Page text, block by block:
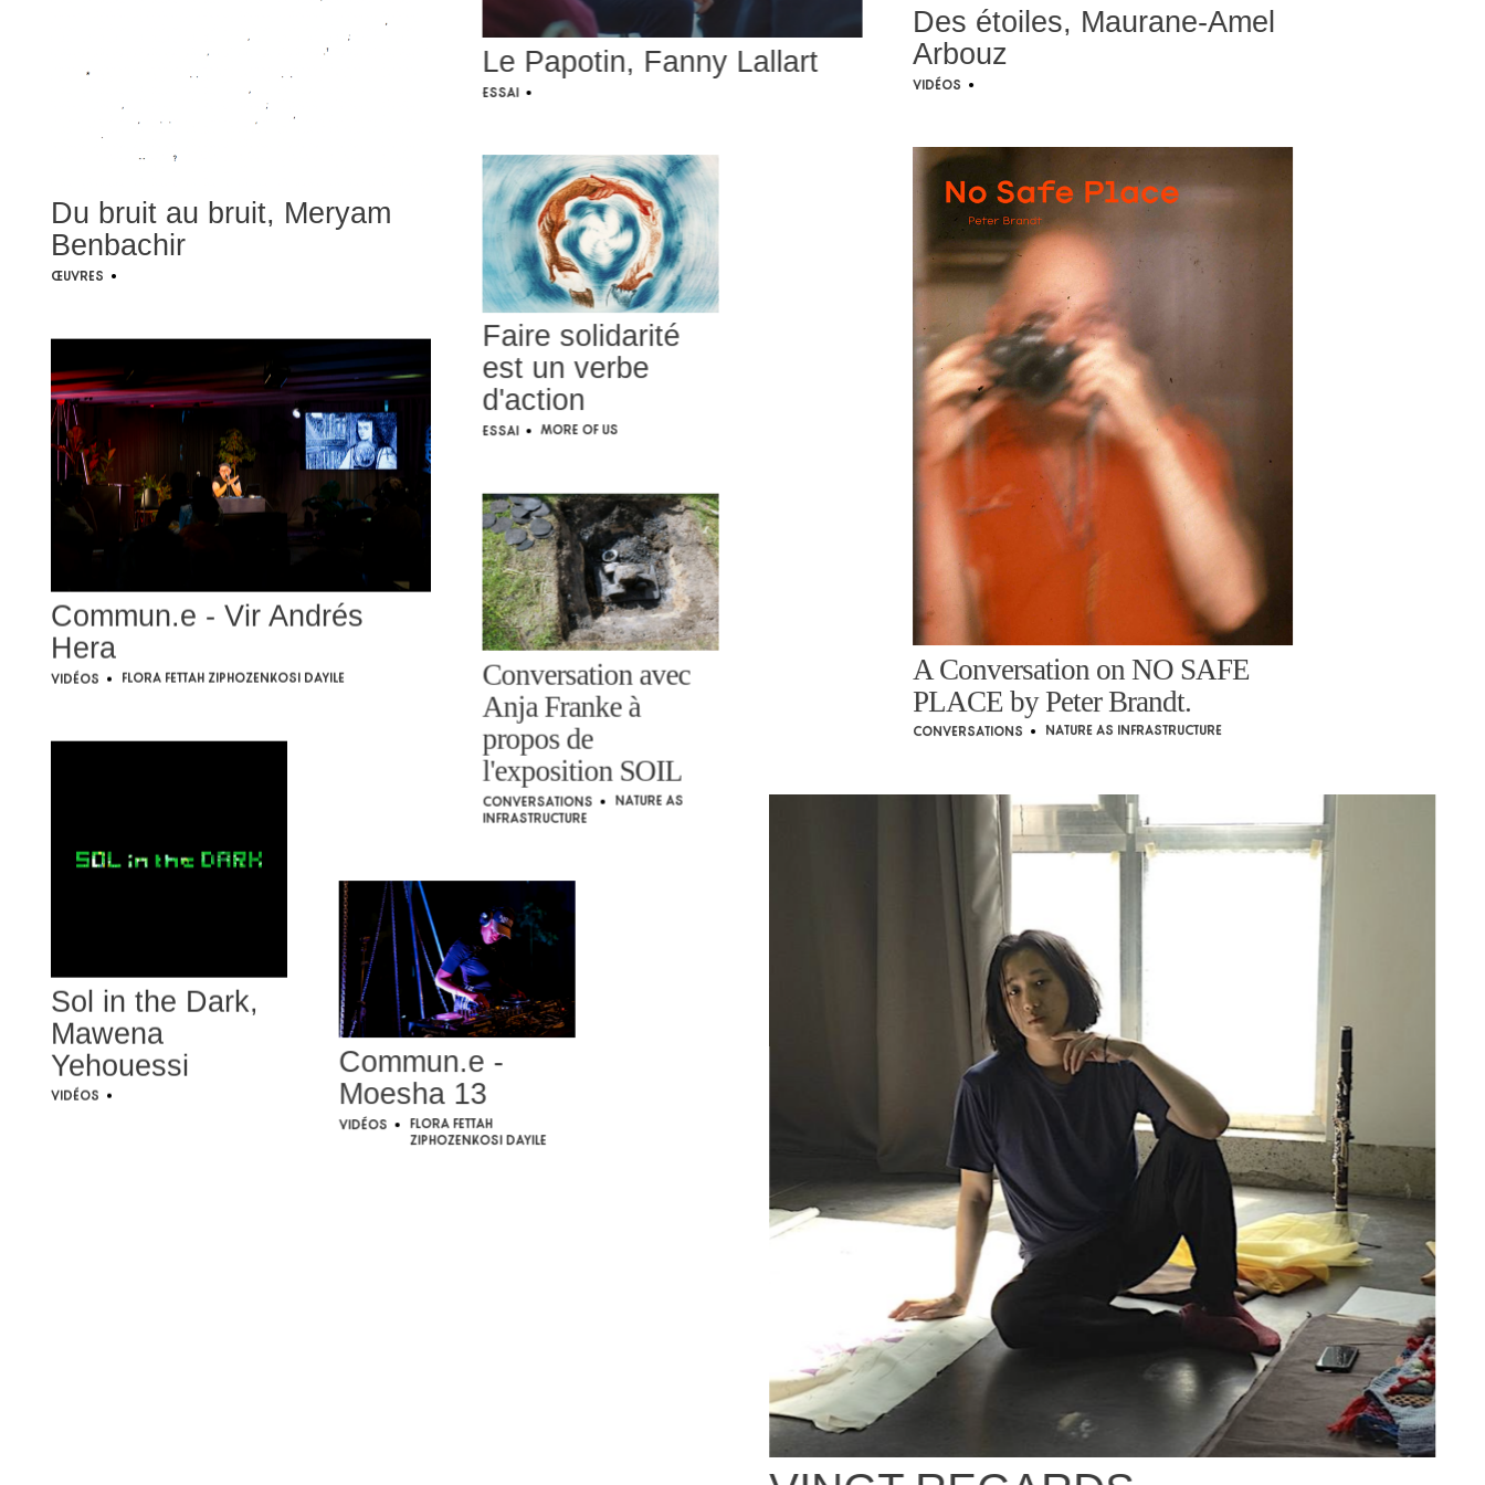
Du bruit au bruit, Meryam
Benbachir
Œuvres •
Le Papotin, Fanny Lallart
Essai •
Des étoiles, Maurane-Amel
Arbouz
Vidéos •
A Conversation on NO SAFE
PLACE by Peter Brandt.
Conversations • Nature As Infrastructure
Faire solidarité
est un verbe
d'action
Essai • More of Us
Commun.e - Vir Andrés
Hera
Vidéos • Flora Fettah Ziphozenkosi Dayile
Conversation avec
Anja Franke à
propos de
l'exposition SOIL
Conversations • Nature As
Infrastructure
Sol in the Dark,
Mawena
Yehouessi
Vidéos •
Commun.e -
Moesha 13
Vidéos • Flora Fettah
Ziphozenkosi Dayile